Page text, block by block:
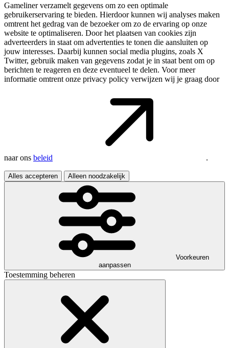
Gameliner verzamelt gegevens om zo een optimale
gebruikerservaring te bieden. Hierdoor kunnen wij analyses maken
omtrent het gedrag van de bezoeker om zo de ervaring op onze
website te optimaliseren. Door het plaatsen van cookies zijn
adverteerders in staat om advertenties te tonen die aansluiten op
jouw interesses. Daarbij kunnen social media plugins, zoals X
Twitter, gebruik maken van gegevens zodat je in staat bent om op
berichten te reageren en deze eventueel te delen. Voor meer
informatie omtrent onze privacy policy verwijzen wij je graag door
naar ons beleid .
Alles accepteren Alleen noodzakelijk
Voorkeuren
aanpassen
Toestemming beheren